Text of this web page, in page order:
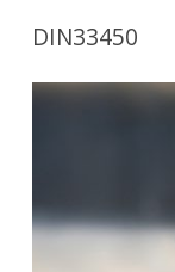
DIN33450